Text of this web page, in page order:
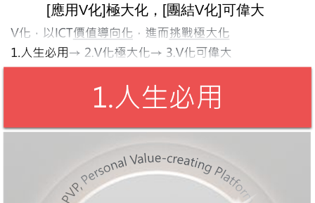
[應用V化]極大化，[團結V化]可偉大